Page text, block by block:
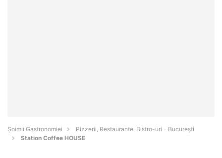
Șoimii Gastronomiei
Pizzerii, Restaurante, Bistro-uri - Bucureşti
Station Coffee HOUSE